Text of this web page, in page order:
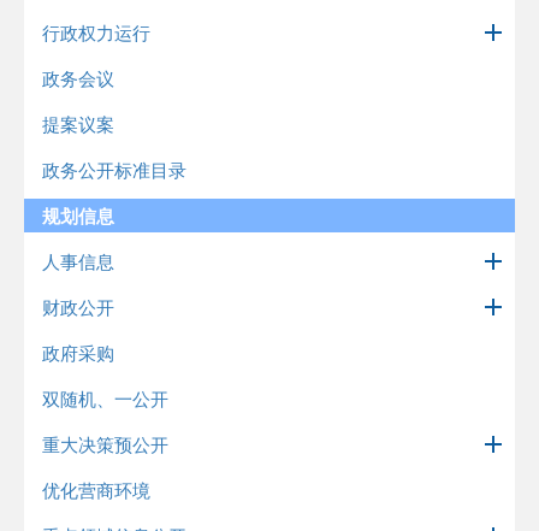
行政权力运行
政务会议
提案议案
政务公开标准目录
规划信息
人事信息
财政公开
政府采购
双随机、一公开
重大决策预公开
优化营商环境